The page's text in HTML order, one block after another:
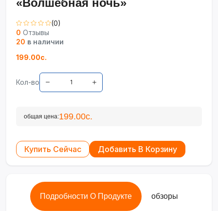
(0)
0 Отзывы
20 в наличии
199.00с.
Кол-во
общая цена:199.00с.
Купить Сейчас Добавить В Корзину
Подробности О Продукте обзоры